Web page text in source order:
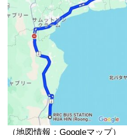
（地図情報：Googleマップ）